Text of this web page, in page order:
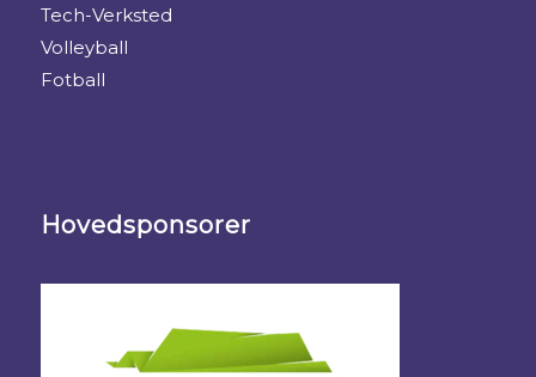
Tech-Verksted
Volleyball
Fotball
Hovedsponsorer